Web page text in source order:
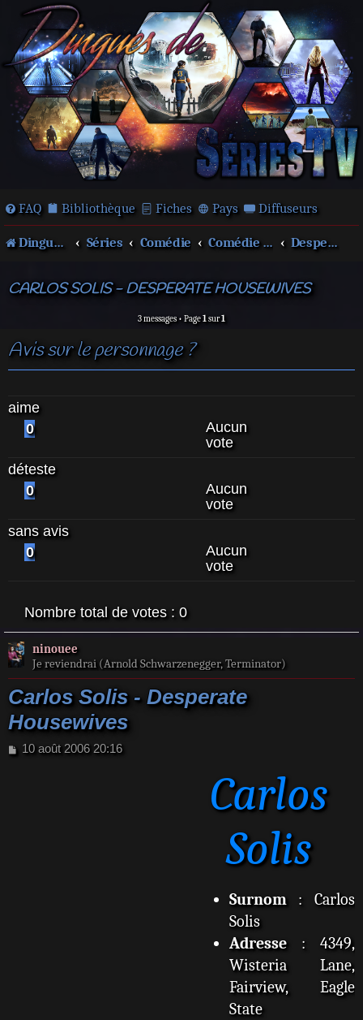
FAQ Bibliothèque Fiches Pays Diffuseurs
Dingues de séries télé ! Séries Comédie Comédie dramatique Desperate Housewives
CARLOS SOLIS - DESPERATE HOUSEWIVES
3 messages • Page1sur1
Avis sur le personnage ?
aime
0
Aucun
vote
déteste
0
Aucun
vote
sans avis
0
Aucun
vote
Nombre total de votes : 0
ninouee
Je reviendrai (Arnold Schwarzenegger, Terminator)
Carlos Solis - Desperate
Housewives
M10 août 2006 20:16
Carlos
Solis
Surnom: Carlos
Solis
Adresse: 4349,
Wisteria Lane,
Fairview, Eagle
State